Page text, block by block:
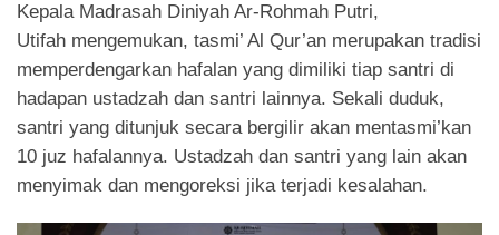
Kepala Madrasah Diniyah Ar-Rohmah Putri,
Utifah mengemukan, tasmi’ Al Qur’an merupakan tradisi
memperdengarkan hafalan yang dimiliki tiap santri di
hadapan ustadzah dan santri lainnya. Sekali duduk,
santri yang ditunjuk secara bergilir akan mentasmi’kan
10 juz hafalannya. Ustadzah dan santri yang lain akan
menyimak dan mengoreksi jika terjadi kesalahan.